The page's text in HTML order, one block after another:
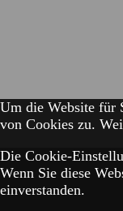
Um die Website für
von Cookies zu.
Die Cookie-
Wenn Sie diese
einverstanden.